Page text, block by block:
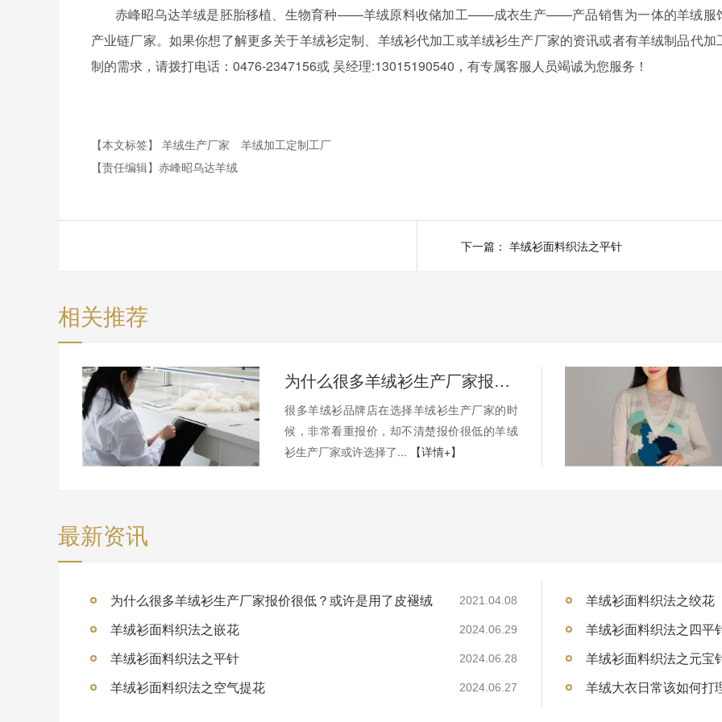
赤峰昭乌达羊绒是胚胎移植、生物育种——羊绒原料收储加工——成衣生产——产品销售为一体的羊绒服
产业链厂家。如果你想了解更多关于羊绒衫定制、羊绒衫代加工或羊绒衫生产厂家的资讯或者有羊绒制品代加
制的需求，请拨打电话：0476-2347156或 吴经理:13015190540，有专属客服人员竭诚为您服务！
【本文标签】 羊绒生产厂家
羊绒加工定制工厂
【责任编辑】 赤峰昭乌达羊绒
下一篇： 羊绒衫面料织法之平针
相关推荐
为什么很多羊绒衫生产厂家报价很低？或许是用了皮褪绒
很多羊绒衫品牌店在选择羊绒衫生产厂家的时
候，非常看重报价，却不清楚报价很低的羊绒
衫生产厂家或许选择了...
【详情+】
最新资讯
为什么很多羊绒衫生产厂家报价很低？或许是用了皮褪绒 2021.04.08
羊绒衫面料织法之嵌花 2024.06.29
羊绒衫面料织法之平针 2024.06.28
羊绒衫面料织法之空气提花 2024.06.27
羊绒衫面料织法之绞花
羊绒衫面料织法之四平
羊绒衫面料织法之元宝
羊绒大衣日常该如何打